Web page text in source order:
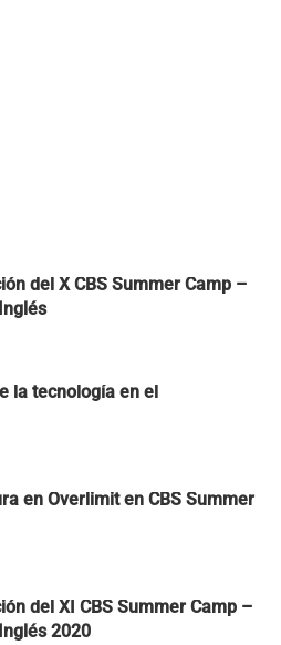
del X CBS Summer Camp –
la tecnología en el
en Overlimit en CBS Summer
del XI CBS Summer Camp –
2020